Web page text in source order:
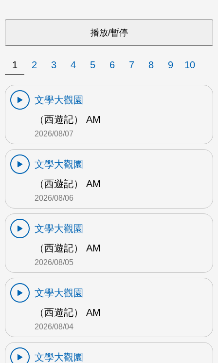
1 2 3 4 5 6 7 8 9 10
文學大觀園
（西遊記） AM
2026/08/07
文學大觀園
（西遊記） AM
2026/08/06
文學大觀園
（西遊記） AM
2026/08/05
文學大觀園
（西遊記） AM
2026/08/04
文學大觀園